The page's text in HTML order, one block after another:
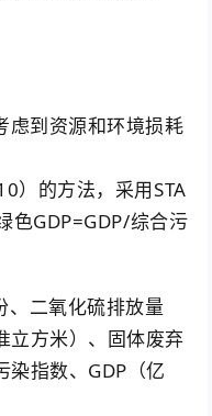
虑到资源和环境损耗
）的方法，采用STA
色GDP=GDP/综合污
、二氧化硫排放量
立方米）、固体废弃
染指数、GDP（亿